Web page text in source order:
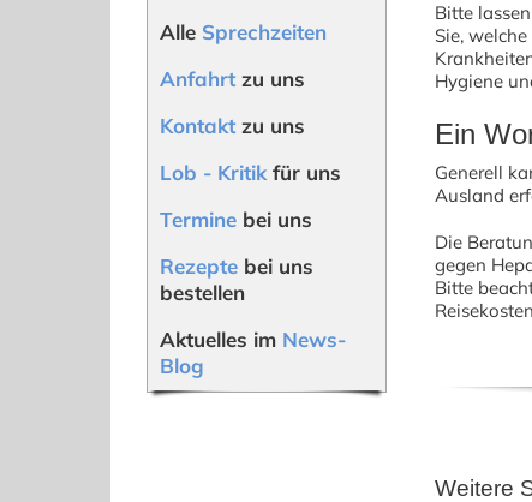
Bitte
Sie,
Hygiene
Ein
Generell
Ausland
Die
gegen
Bitte
Weitere
Alle Sprechzeiten
Anfahrtzu uns
Kontaktzu uns
Lob - Kritik für uns
Termine bei uns
Rezepte bei uns
bestellen
Aktuelles im News-
Blog